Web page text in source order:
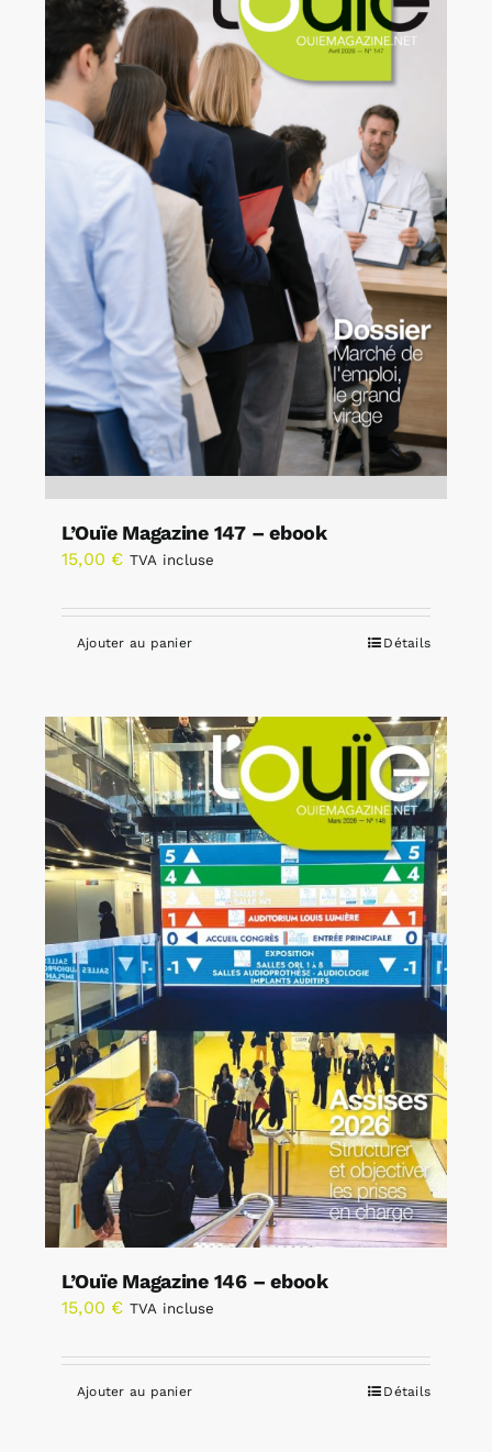
L’Ouïe Magazine 147 – ebook
15,00 € TVA incluse
Ajouter au panier Détails
L’Ouïe Magazine 146 – ebook
15,00 € TVA incluse
Ajouter au panier Détails